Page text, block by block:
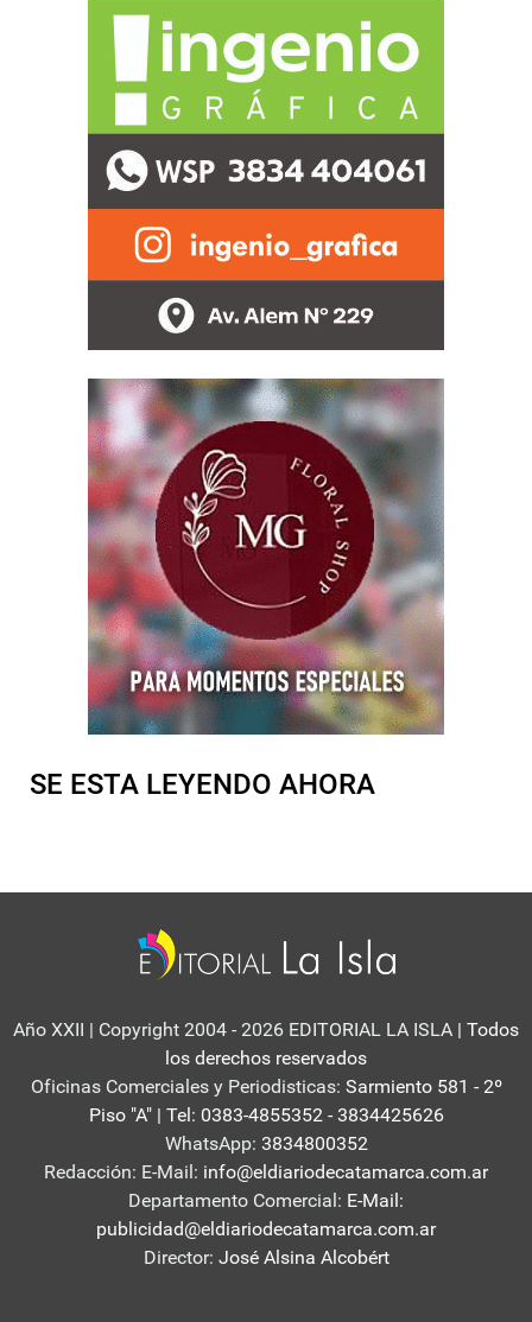
SE ESTA LEYENDO AHORA
Año XXII | Copyright 2004 - 2026 EDITORIAL LA ISLA | Todos
los derechos reservados
Oficinas Comerciales y Periodisticas: Sarmiento 581 - 2º
Piso "A" | Tel: 0383-4855352 - 3834425626
WhatsApp: 3834800352
Redacción: E-Mail: info@eldiariodecatamarca.com.ar
Departamento Comercial: E-Mail:
publicidad@eldiariodecatamarca.com.ar
Director: José Alsina Alcobért